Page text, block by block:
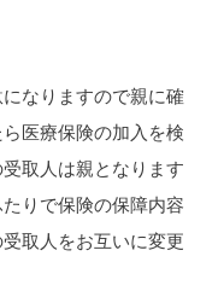
なりますので親に確
医療保険の加入を検
取人は親となります
りで保険の保障内容
取人をお互いに変更